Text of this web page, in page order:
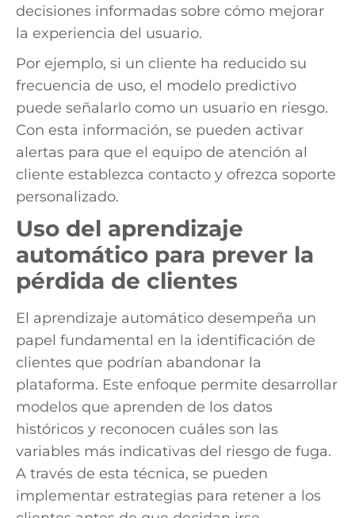
decisiones informadas sobre cómo mejorar
la experiencia del usuario.
Por ejemplo, si un cliente ha reducido su
frecuencia de uso, el modelo predictivo
puede señalarlo como un usuario en riesgo.
Con esta información, se pueden activar
alertas para que el equipo de atención al
cliente establezca contacto y ofrezca soporte
personalizado.
Uso del aprendizaje
automático para prever la
pérdida de clientes
El aprendizaje automático desempeña un
papel fundamental en la identificación de
clientes que podrían abandonar la
plataforma. Este enfoque permite desarrollar
modelos que aprenden de los datos
históricos y reconocen cuáles son las
variables más indicativas del riesgo de fuga.
A través de esta técnica, se pueden
implementar estrategias para retener a los